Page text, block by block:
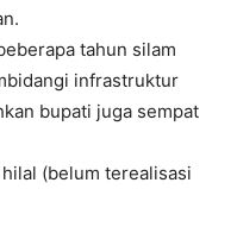
tahun silam
infrastruktur
bupati juga sempat
(belum terealisasi